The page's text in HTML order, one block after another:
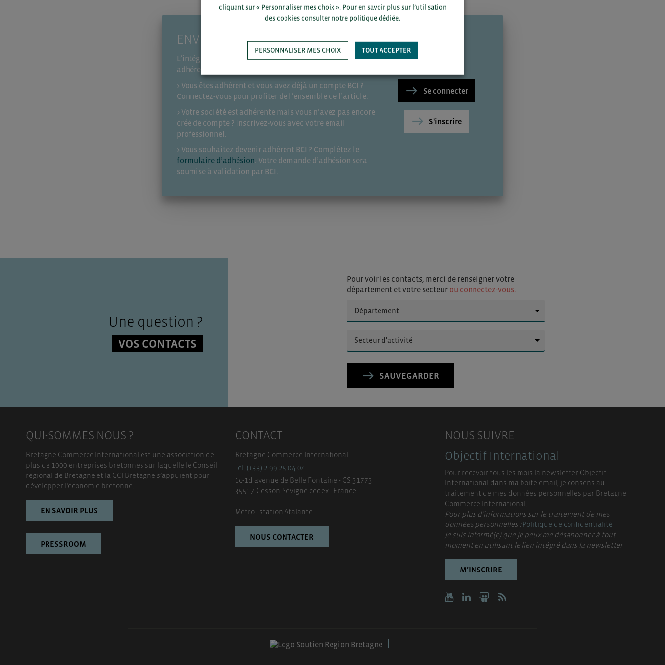
ENVIE DE LIRE LA SUITE ?
L’intégralité de ce contenu est disponible pour tous les
adhérents de BCI.
> Vous êtes adhérent et vous avez déjà un compte BCI ?
Connectez-vous pour profiter de l’ensemble de l’article.
> Votre société est adhérente mais vous n’avez pas encore
créé de compte ? Inscrivez-vous avec votre email
professionnel.
> Vous souhaitez devenir adhérent BCI ? Complétez le
formulaire d’adhésion. Votre demande d’adhésion sera
soumise à validation par BCI.
Se connecter
S'inscrire
Une question ?
VOS CONTACTS
Pour voir les contacts, merci de renseigner votre
département et votre secteur ou connectez-vous.
SAUVEGARDER
QUI-SOMMES NOUS ?
Bretagne Commerce International est une association de
plus de 1000 entreprises bretonnes sur laquelle le Conseil
régional de Bretagne et la CCI Bretagne s’appuient pour
développer l’économie bretonne.
EN SAVOIR PLUS
PRESSROOM
CONTACT
Bretagne Commerce International
Tél. (+33) 2 99 25 04 04
1c-1d avenue de Belle Fontaine - CS 31773
35517 Cesson-Sévigné cedex - France
Métro : station Atalante
NOUS CONTACTER
NOUS SUIVRE
Objectif International
Pour recevoir tous les mois la newsletter Objectif
International dans ma boite email, je consens au
traitement de mes données personnelles par Bretagne
Commerce International.
Pour plus d’informations sur le traitement de mes
données personnelles :Politique de confidentialité
Je suis informé(e) que je peux me désabonner à tout
moment en utilisant le lien intégré dans la newsletter.
M’INSCRIRE
cliquant sur « Personnaliser mes choix ». Pour en savoir plus sur l’utilisation
des cookies consulter notre politique dédiée.
PERSONNALISER MES CHOIX TOUT ACCEPTER